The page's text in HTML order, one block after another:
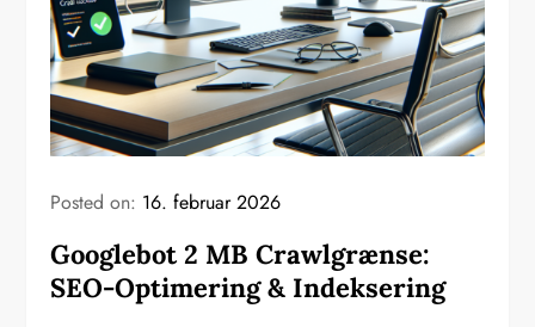
Posted on: 16. februar 2026
Googlebot 2 MB Crawlgrænse:
SEO-Optimering & Indeksering